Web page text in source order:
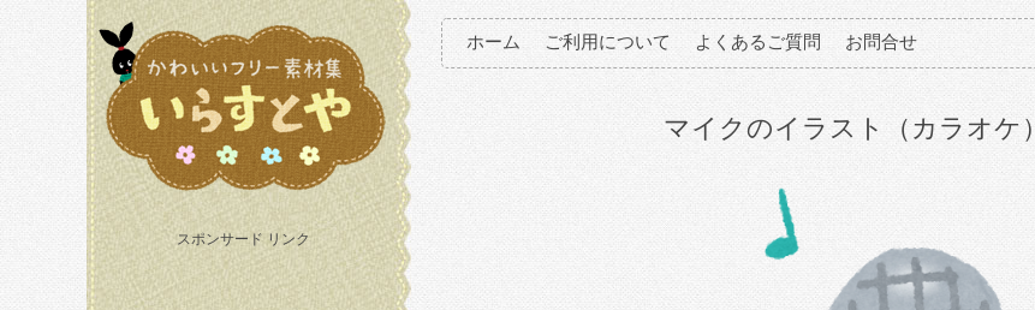
スポンサード リンク
ホーム ご利用について よくあるご質問 お問合せ
マイクのイラスト（カラオケ）